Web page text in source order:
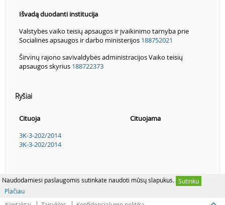
Naudodamiesi paslaugomis sutinkate naudoti mūsų slapukus. Sutinku
Plačiau
Išvadą duodanti institucija
Valstybės vaiko teisių apsaugos ir įvaikinimo tarnyba prie
Socialinės apsaugos ir darbo ministerijos 188752021
Širvinų rajono savivaldybės administracijos Vaiko teisių
apsaugos skyrius 188722373
Ryšiai
Cituoja
Cituojama
3K-3-202/2014
3K-3-202/2014